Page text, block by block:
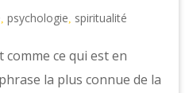
,psychologie spiritualité
comme ce qui est en
la plus connue de la